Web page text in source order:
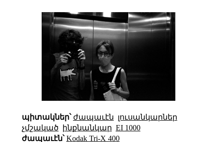
պիտակներ՝ ժապաւէն լուսանկարներ
չմշակած
ինքնանկար EI 1000
ժապաւէն՝ Kodak Tri-X 400